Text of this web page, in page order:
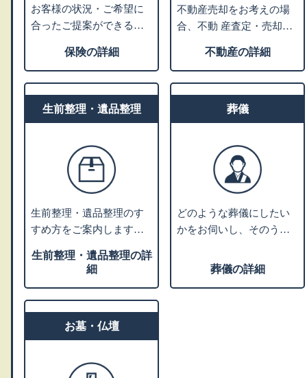
お客様の状況・ご希望に
合ったご提案ができる保
老後資産のライフプラン
ニングや相続税対策など
す。
保険の詳細
不動産売却をお考えの場
合、不動 産査定・売却業
ただきます。家や土地を
動産活用や処分について
の専門家をご紹介しま
不動産の詳細
生前整理・遺品整理
生前整理・遺品整理のす
すめ方をご案内します。
は、優良業者をご紹介し
生前整理・遺品整理の詳
細
葬儀
どのような葬儀にしたい
かをお伺いし、そのうえ
やご希望の叶う葬儀社を
葬儀の詳細
お墓・仏壇